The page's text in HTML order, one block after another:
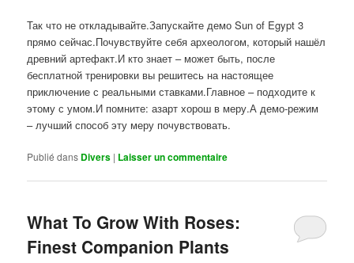
Так что не откладывайте.Запускайте демо Sun of Egypt 3
прямо сейчас.Почувствуйте себя археологом, который нашёл
древний артефакт.И кто знает – может быть, после
бесплатной тренировки вы решитесь на настоящее
приключение с реальными ставками.Главное – подходите к
этому с умом.И помните: азарт хорош в меру.А демо-режим
– лучший способ эту меру почувствовать.
Publié dans Divers | Laisser un commentaire
What To Grow With Roses:
Finest Companion Plants